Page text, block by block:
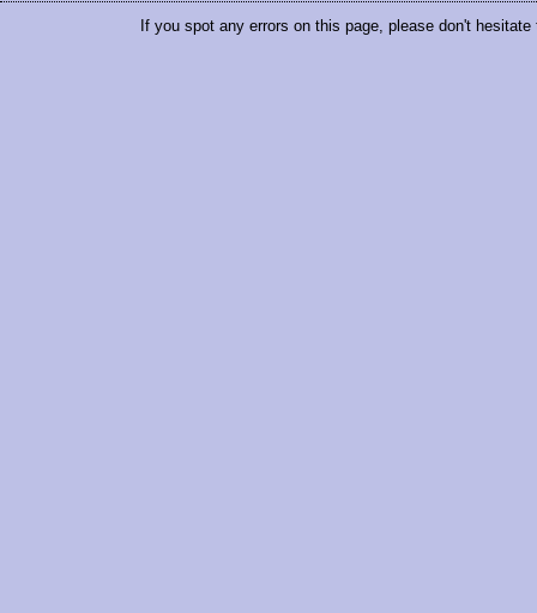
If you spot any errors on this page, please don't